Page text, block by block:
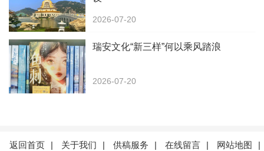
2026-07-20
瑞安文化“新三样”何以乘风踏浪
2026-07-20
返回首页 | 关于我们 | 供稿服务 | 在线留言 | 网站地图 |